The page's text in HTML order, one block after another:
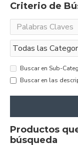
Criterio de
Buscar en Sub-
Buscar en las
Productos
búsqueda